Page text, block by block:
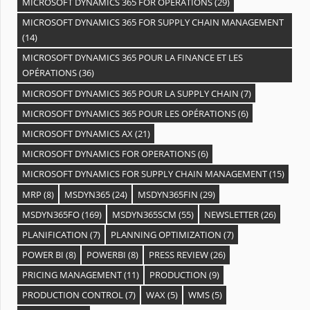
MICROSOFT DYNAMICS 365 FOR SUPPLY CHAIN MANAGEMENT
(14)
MICROSOFT DYNAMICS 365 POUR LA FINANCE ET LES
OPÉRATIONS(36)
MICROSOFT DYNAMICS 365 POUR LA SUPPLY CHAIN (7)
MICROSOFT DYNAMICS 365 POUR LES OPÉRATIONS(6)
MICROSOFT DYNAMICS AX(21)
MICROSOFT DYNAMICS FOR OPERATIONS(6)
MICROSOFT DYNAMICS FOR SUPPLY CHAIN MANAGEMENT(15)
MRP (8) MSDYN365(24) MSDYN365FIN (29)
MSDYN365FO(169) MSDYN365SCM (55) NEWSLETTER(26)
PLANIFICATION (7) PLANNING OPTIMIZATION (7)
POWER BI (8) POWERBI (8) PRESS REVIEW(26)
PRICING MANAGEMENT(11) PRODUCTION (9)
PRODUCTION CONTROL(7) WAX(5) WMS(5)